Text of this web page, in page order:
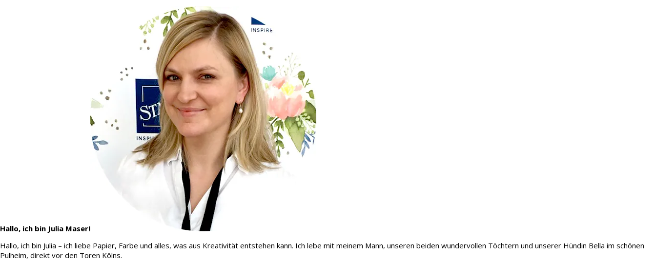
Hallo, ich bin Julia Maser!
Hallo, ich bin Julia – ich liebe Papier, Farbe und alles, was aus Kreativität entstehen kann. Ich lebe mit meinem Mann, unseren beiden wundervollen Töchtern und unserer Hündin Bella im schönen
Pulheim, direkt vor den Toren Kölns.